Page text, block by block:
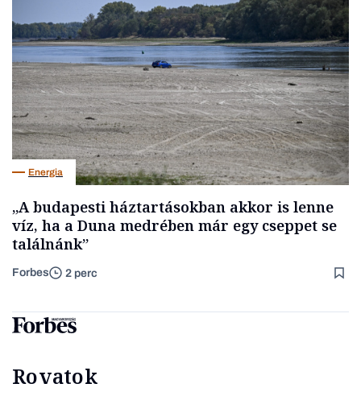
Energia
„A budapesti háztartásokban akkor is lenne
víz, ha a Duna medrében már egy cseppet se
találnánk”
Forbes 2 perc
Rovatok